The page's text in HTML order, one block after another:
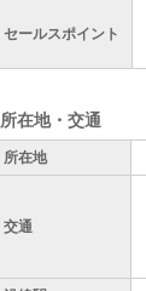
セールスポイント
所在地・交通
所在地
交通